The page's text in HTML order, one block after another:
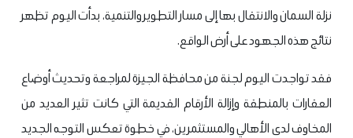
نزلة السمان والانتقال بها إلى مسار التطوير والتنمية، بدأت اليوم تظهر
نتائج هذه الجهود على أرض الواقع.
فقد تواجدت اليوم لجنة من محافظة الجيزة لمراجعة وتحديث أوضاع
العقارات بالمنطقة وإزالة الأرقام القديمة التي كانت تثير العديد من
المخاوف لدى الأهالي والمستثمرين، في خطوة تعكس التوجه الجديد